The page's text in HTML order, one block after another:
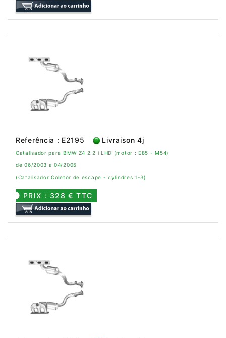
Referência : E2195 Livraison 4j
Catalisador para BMW Z4 2.2 i LHD (motor : E85 - M54)
de 06/2003 a 04/2005
(Catalisador Coletor de escape - cylindres 1-3)
PRIX : 328 € TTC